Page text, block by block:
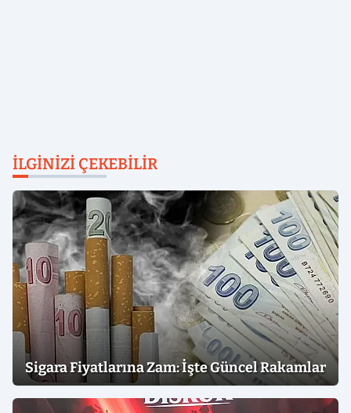
İLGINIZI ÇEKEBILIR
Sigara Fiyatlarına Zam: İşte Güncel Rakamlar